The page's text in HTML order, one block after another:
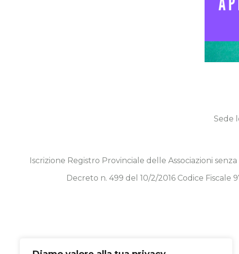
Sede
Iscrizione Registro Provinciale delle Associazioni
Decreto n. 499 del 10/2/2016 Codice Fiscale